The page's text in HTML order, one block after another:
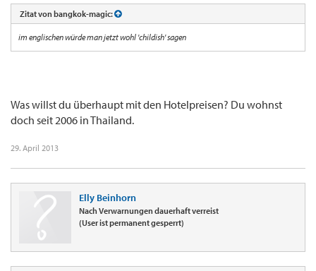
Zitat von bangkok-magic:
im englischen würde man jetzt wohl 'childish' sagen
Was willst du überhaupt mit den Hotelpreisen? Du wohnst
doch seit 2006 in Thailand.
29. April 2013
Elly Beinhorn
Nach Verwarnungen dauerhaft verreist
(User ist permanent gesperrt)